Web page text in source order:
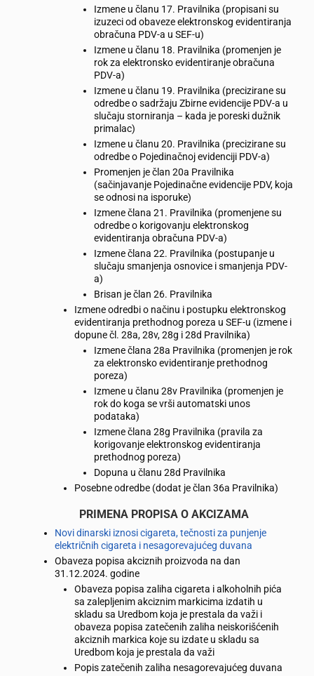
Izmene u članu 17. Pravilnika (propisani su
izuzeci od obaveze elektronskog evidentiranja
obračuna PDV-a u SEF-u)
Izmene u članu 18. Pravilnika (promenjen je
rok za elektronsko evidentiranje obračuna
PDV-a)
Izmene u članu 19. Pravilnika (precizirane su
odredbe o sadržaju Zbirne evidencije PDV-a u
slučaju storniranja – kada je poreski dužnik
primalac)
Izmene u članu 20. Pravilnika (precizirane su
odredbe o Pojedinačnoj evidenciji PDV-a)
Promenjen je član 20a Pravilnika
(sačinjavanje Pojedinačne evidencije PDV, koja
se odnosi na isporuke)
Izmene člana 21. Pravilnika (promenjene su
odredbe o korigovanju elektronskog
evidentiranja obračuna PDV-a)
Izmene člana 22. Pravilnika (postupanje u
slučaju smanjenja osnovice i smanjenja PDV-
a)
Brisan je član 26. Pravilnika
Izmene odredbi o načinu i postupku elektronskog
evidentiranja prethodnog poreza u SEF-u (izmene i
dopune čl. 28a, 28v, 28g i 28d Pravilnika)
Izmene člana 28a Pravilnika (promenjen je rok
za elektronsko evidentiranje prethodnog
poreza)
Izmene u članu 28v Pravilnika (promenjen je
rok do koga se vrši automatski unos
podataka)
Izmene člana 28g Pravilnika (pravila za
korigovanje elektronskog evidentiranja
prethodnog poreza)
Dopuna u članu 28d Pravilnika
Posebne odredbe (dodat je član 36a Pravilnika)
PRIMENA PROPISA O AKCIZAMA
Novi dinarski iznosi cigareta, tečnosti za punjenje
električnih cigareta i nesagorevajućeg duvana
Obaveza popisa akciznih proizvoda na dan
31.12.2024. godine
Obaveza popisa zaliha cigareta i alkoholnih pića
sa zalepljenim akciznim markicima izdatih u
skladu sa Uredbom koja je prestala da važi i
obaveza popisa zatečenih zaliha neiskorišćenih
akciznih markica koje su izdate u skladu sa
Uredbom koja je prestala da važi
Popis zatečenih zaliha nesagorevajućeg duvana